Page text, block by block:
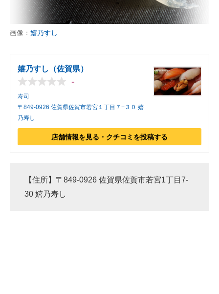
画像： 嬉乃すし
嬉乃すし（佐賀県）
-
寿司
〒849-0926 佐賀県佐賀市若宮１丁目７−３０ 嬉
乃寿し
店舗情報を見る・クチコミを投稿する
【住所】〒849-0926 佐賀県佐賀市若宮1丁目7-
30 嬉乃寿し